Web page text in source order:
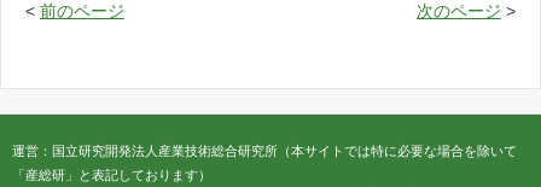
< 前のページ 次のページ >
運営：国立研究開発法人産業技術総合研究所（本サイトでは特に必要な場合を除いて
「産総研」と表記しております）